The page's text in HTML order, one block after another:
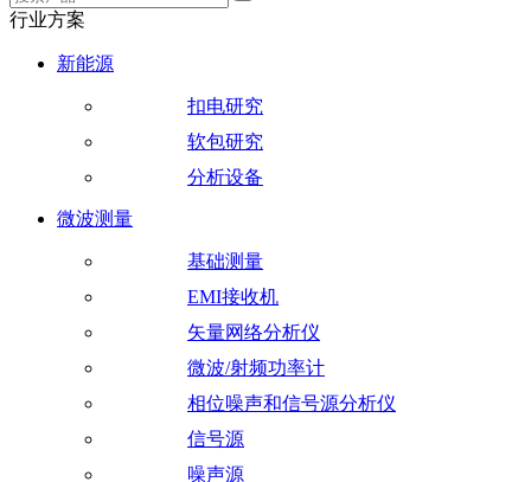
行业方案
新能源
扣电研究
软包研究
分析设备
微波测量
基础测量
EMI接收机
矢量网络分析仪
微波/射频功率计
相位噪声和信号源分析仪
信号源
噪声源